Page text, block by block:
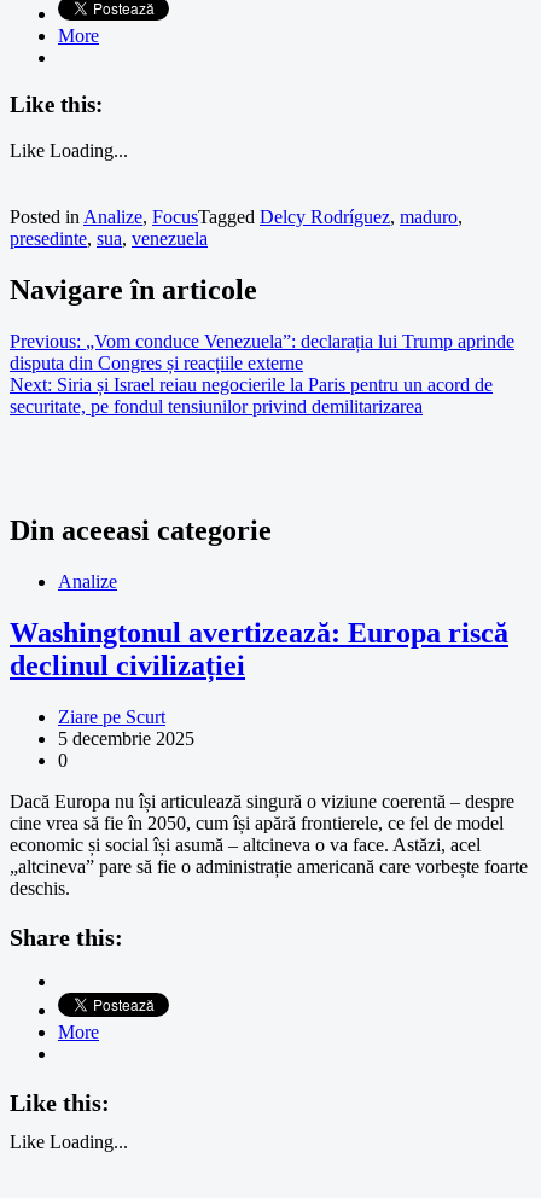
More
Like this:
Like Loading...
Posted inAnalize, FocusTagged Delcy Rodríguez, maduro,
presedinte, sua, venezuela
Navigare în articole
Previous: „Vom conduce Venezuela”: declarația lui Trump aprinde
disputa din Congres și reacțiile externe
Next: Siria și Israel reiau negocierile la Paris pentru un acord de
securitate, pe fondul tensiunilor privind demilitarizarea
Din aceeasi categorie
Analize
Washingtonul avertizează: Europa riscă
declinul civilizației
Ziare pe Scurt
5 decembrie 2025
0
Dacă Europa nu își articulează singură o viziune coerentă – despre
cine vrea să fie în 2050, cum își apără frontierele, ce fel de model
economic și social își asumă – altcineva o va face. Astăzi, acel
„altcineva” pare să fie o administrație americană care vorbește foarte
deschis.
Share this:
More
Like this:
Like Loading...